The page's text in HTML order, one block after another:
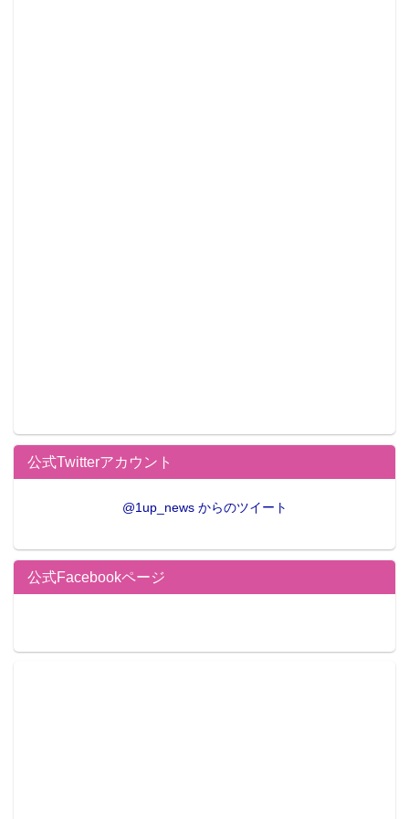
公式Twitterアカウント
@1up_news からのツイート
公式Facebookページ